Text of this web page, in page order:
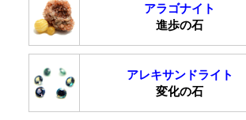
アラゴナイト
進歩の石
アレキサンドライト
変化の石